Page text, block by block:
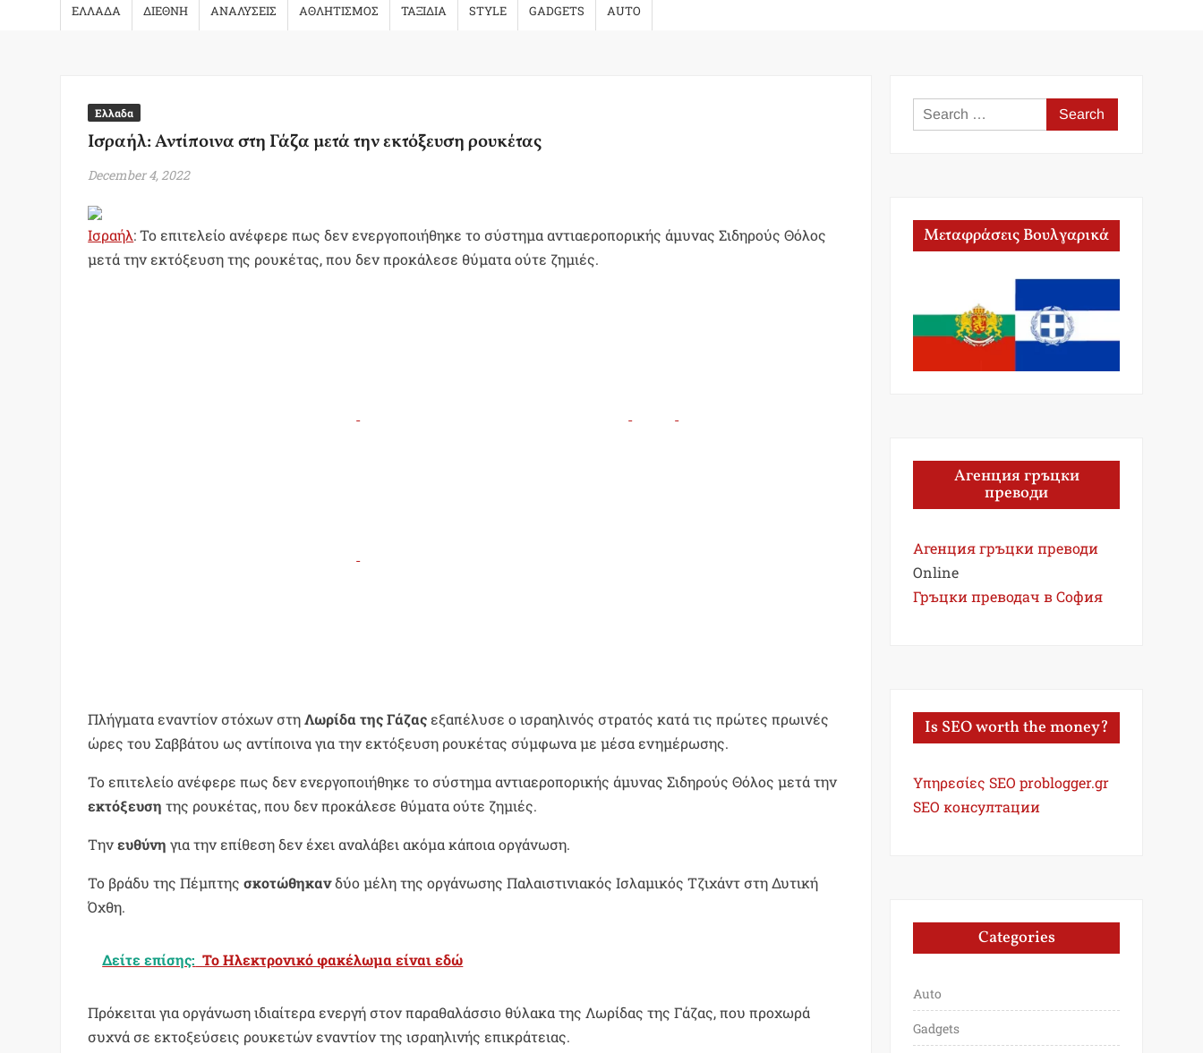
ΕΛΛΑΔΑ ΔΙΕΘΝΗ ΑΝΑΛΥΣΕΙΣ ΑΘΛΗΤΙΣΜΟΣ ΤΑΞΙΔΙΑ STYLE GADGETS AUTO
Ελλαδα
Ισραήλ: Αντίποινα στη Γάζα μετά την εκτόξευση ρουκέτας
December 4, 2022
Ισραήλ: Το επιτελείο ανέφερε πως δεν ενεργοποιήθηκε το σύστημα αντιαεροπορικής άμυνας Σιδηρούς Θόλος
μετά την εκτόξευση της ρουκέτας, που δεν προκάλεσε θύματα ούτε ζημιές.
Πλήγματα εναντίον στόχων στηΛωρίδα της Γάζαςεξαπέλυσε ο ισραηλινός στρατός κατά τις πρώτες πρωινές
ώρες του Σαββάτου ως αντίποινα για την εκτόξευση ρουκέτας σύμφωνα με μέσα ενημέρωσης.
Το επιτελείο ανέφερε πως δεν ενεργοποιήθηκε το σύστημα αντιαεροπορικής άμυνας Σιδηρούς Θόλος μετά την
εκτόξευση της ρουκέτας, που δεν προκάλεσε θύματα ούτε ζημιές.
Τηνευθύνη για την επίθεση δεν έχει αναλάβει ακόμα κάποια οργάνωση.
Το βράδυ της Πέμπτηςσκοτώθηκανδύο μέλη της οργάνωσης Παλαιστινιακός Ισλαμικός Τζιχάντ στη Δυτική
Όχθη.
Δείτε επίσης: Το Ηλεκτρονικό φακέλωμα είναι εδώ
Πρόκειται για οργάνωση ιδιαίτερα ενεργή στον παραθαλάσσιο θύλακα της Λωρίδας της Γάζας, που προχωρά
συχνά σε εκτοξεύσεις ρουκετών εναντίον της ισραηλινής επικράτειας.
Search
for:
Μεταφράσεις Βουλγαρικά
Агенция гръцки
преводи
Агенция гръцки преводи
Online
Гръцки преводач в София
Is SEO worth the money?
Υπηρεσίες SEO problogger.gr
SEO консултации
Categories
Auto
Gadgets